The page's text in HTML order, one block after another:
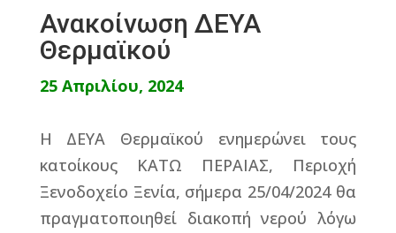
Ανακοίνωση ΔΕΥΑ
Θερμαϊκού
25 Απριλίου, 2024
Η ΔΕΥΑ Θερμαϊκού ενημερώνει τους
κατοίκους ΚΑΤΩ ΠΕΡΑΙΑΣ, Περιοχή
Ξενοδοχείο Ξενία, σήμερα 25/04/2024 θα
πραγματοποιηθεί διακοπή νερού λόγω